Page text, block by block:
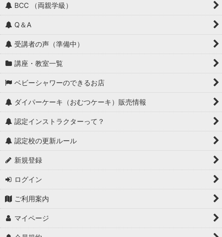
BCC （両親学級）
Q＆A
受講者の声（準備中）
講座・教室一覧
ベビーシャワーのできるお店
ダイパーケーキ（おむつケーキ）販売情報
認定インストラクターって？
認定校の更新ルール
新規登録
ログイン
ご利用案内
マイページ